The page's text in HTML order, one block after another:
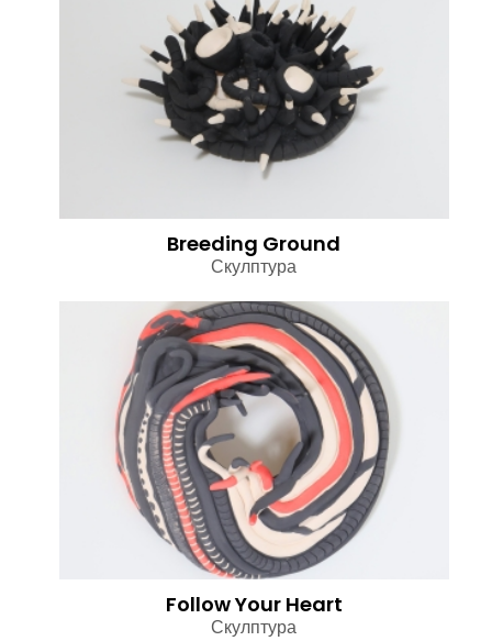
Breeding Ground
Скулптура
Follow Your Heart
Скулптура